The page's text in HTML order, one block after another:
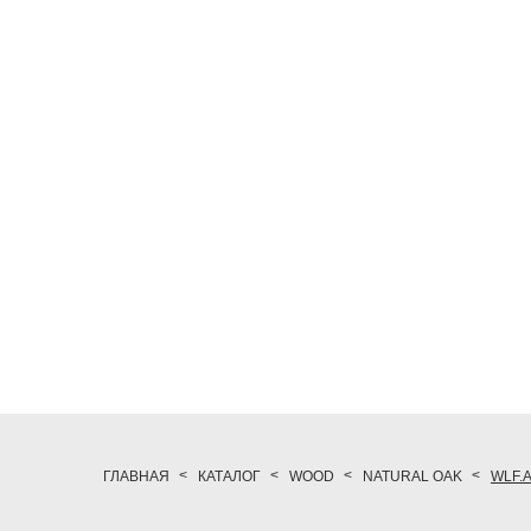
ГЛАВНАЯ КАТАЛОГ WOOD NATURAL OAK